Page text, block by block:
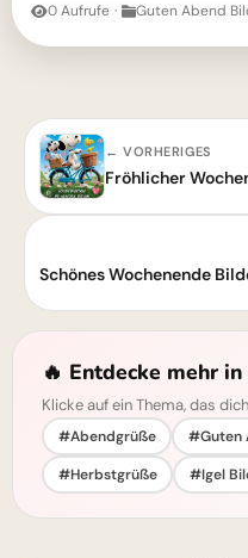
0 Aufrufe · Guten Abend
← VORHERIGES
🔥 Entdecke mehr
Klicke auf ein Thema, das
#Abendgrüße #Guten
#Herbstgrüße
#Igel